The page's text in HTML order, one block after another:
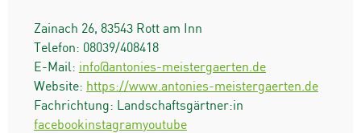
Zainach 26, 83543 Rott am Inn
Telefon: 08039/408418
E-Mail: info@antonies-meistergaerten.de
Website: https://www.antonies-meistergaerten.de
Fachrichtung: Landschaftsgärtner:in
facebookinstagramyoutube